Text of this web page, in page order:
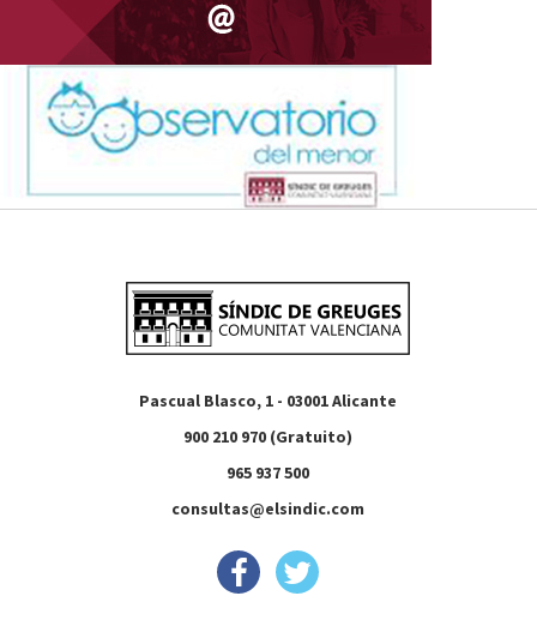
Pascual Blasco, 1 - 03001 Alicante
900 210 970 (Gratuito)
965 937 500
consultas@elsindic.com